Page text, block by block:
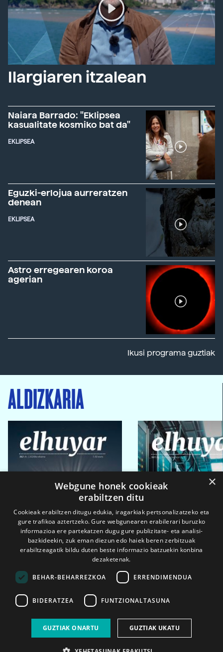
Ilargiaren itzalean
Naiara Barrado: "Eklipsea
kasualitate kosmiko bat da"
EKLIPSEA
Eguzki-erlojua aurreratzen
denean
EKLIPSEA
Astro erregearen koroa
agerian
Ikusi programa guztiak
ALDIZKARIA
2026ko eka. 1a 2026ko mar. 1a
×
Webgune honek cookieak
erabiltzen ditu
Cookieak erabiltzen ditugu edukia, iragarkiak pertsonalizatzeko eta
gure trafikoa aztertzeko. Gure webgunearen erabilerari buruzko
informazioa ere partekatzen dugu gure publizitate- eta analisi-
bazkideekin, zuk eman diezun edo haiek beren zerbitzuak
erabiltzeagatik bildu duten beste informazio batzuekin konbina
dezaketenak.
BEHAR-BEHARREZKOA ERRENDIMENDUA
BIDERATZEA FUNTZIONALTASUNA
GUZTIAK ONARTU GUZTIAK UKATU